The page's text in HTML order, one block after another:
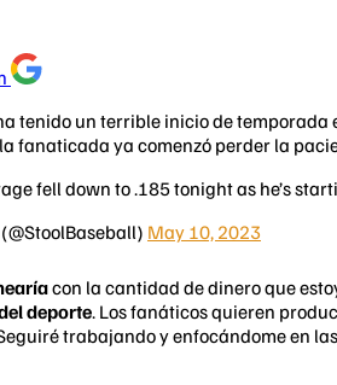
tenido un terrible inicio de temporada
fanaticada ya comenzó perder la
fell down to .185 tonight as he’s
May 10, 2023
con la cantidad de dinero que
deporte. Los fanáticos quieren
trabajando y enfocándome en